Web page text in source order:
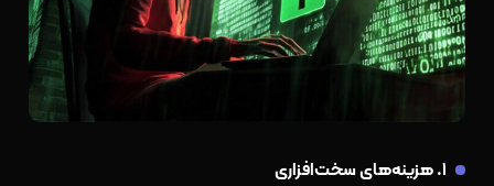
۱. هزینه‌های سخت‌افزاری